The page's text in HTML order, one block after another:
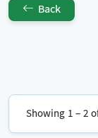
Back
Showing 1 – 2